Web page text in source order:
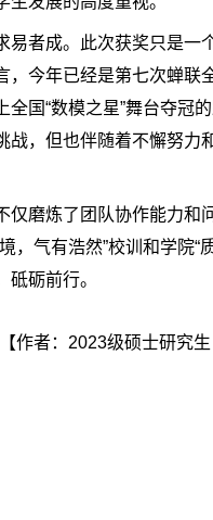
易者成。此次获奖只是一
，今年已经是第七次蝉
全国“数模之星”舞台夺冠
战，但也伴随着不懈努力
仅磨炼了团队协作能力和
，气有浩然”校训和学院
砺前行。
【作者：2023级硕士研究